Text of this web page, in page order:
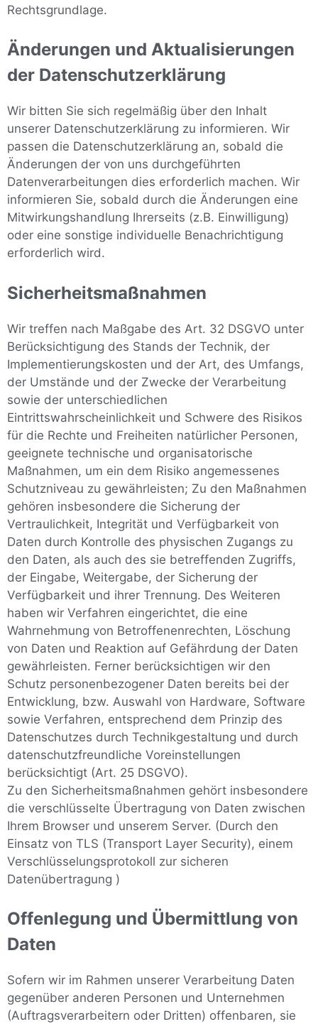
Rechtsgrundlage.
Änderungen und Aktualisierungen
der Datenschutzerklärung
Wir bitten Sie sich regelmäßig über den Inhalt
unserer Datenschutzerklärung zu informieren. Wir
passen die Datenschutzerklärung an, sobald die
Änderungen der von uns durchgeführten
Datenverarbeitungen dies erforderlich machen. Wir
informieren Sie, sobald durch die Änderungen eine
Mitwirkungshandlung Ihrerseits (z.B. Einwilligung)
oder eine sonstige individuelle Benachrichtigung
erforderlich wird.
Sicherheitsmaßnahmen
Wir treffen nach Maßgabe des Art. 32 DSGVO unter
Berücksichtigung des Stands der Technik, der
Implementierungskosten und der Art, des Umfangs,
der Umstände und der Zwecke der Verarbeitung
sowie der unterschiedlichen
Eintrittswahrscheinlichkeit und Schwere des Risikos
für die Rechte und Freiheiten natürlicher Personen,
geeignete technische und organisatorische
Maßnahmen, um ein dem Risiko angemessenes
Schutzniveau zu gewährleisten; Zu den Maßnahmen
gehören insbesondere die Sicherung der
Vertraulichkeit, Integrität und Verfügbarkeit von
Daten durch Kontrolle des physischen Zugangs zu
den Daten, als auch des sie betreffenden Zugriffs,
der Eingabe, Weitergabe, der Sicherung der
Verfügbarkeit und ihrer Trennung. Des Weiteren
haben wir Verfahren eingerichtet, die eine
Wahrnehmung von Betroffenenrechten, Löschung
von Daten und Reaktion auf Gefährdung der Daten
gewährleisten. Ferner berücksichtigen wir den
Schutz personenbezogener Daten bereits bei der
Entwicklung, bzw. Auswahl von Hardware, Software
sowie Verfahren, entsprechend dem Prinzip des
Datenschutzes durch Technikgestaltung und durch
datenschutzfreundliche Voreinstellungen
berücksichtigt (Art. 25 DSGVO).
Zu den Sicherheitsmaßnahmen gehört insbesondere
die verschlüsselte Übertragung von Daten zwischen
Ihrem Browser und unserem Server. (Durch den
Einsatz von TLS (Transport Layer Security), einem
Verschlüsselungsprotokoll zur sicheren
Datenübertragung )
Offenlegung und Übermittlung von
Daten
Sofern wir im Rahmen unserer Verarbeitung Daten
gegenüber anderen Personen und Unternehmen
(Auftragsverarbeitern oder Dritten) offenbaren, sie